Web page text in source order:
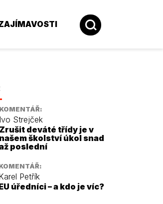
KOMENTÁŘ:
Ivo Strejček
Zrušit deváté třídy je v
našem školství úkol snad
poslední
Petřík
úředníci – a kdo je víc?